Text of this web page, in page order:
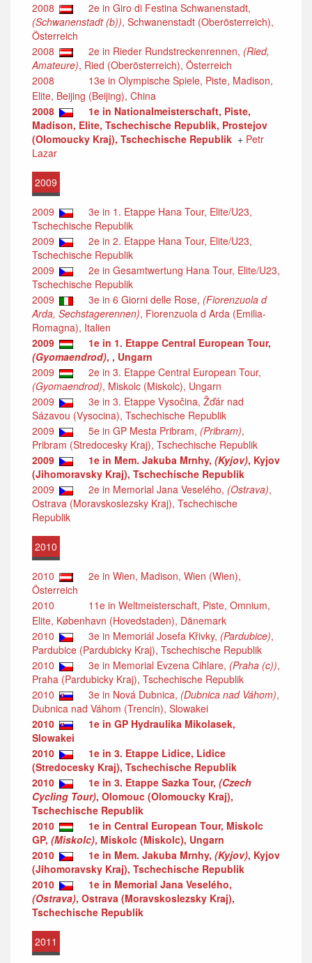
2008
2e in Giro di Festina Schwanenstadt,
(Schwanenstadt (b)), Schwanenstadt (Oberösterreich),
Österreich
2008
2e in Rieder Rundstreckenrennen, (Ried,
Amateure), Ried (Oberösterreich), Österreich
2008
13e in Olympische Spiele, Piste, Madison,
Elite, Beijing (Beijing), China
2008
1e in Nationalmeisterschaft, Piste,
Madison, Elite, Tschechische Republik, Prostejov
(Olomoucky Kraj), Tschechische Republik + Petr
Lazar
2009
2009
3e in 1. Etappe Hana Tour, Elite/U23,
Tschechische Republik
2009
2e in 2. Etappe Hana Tour, Elite/U23,
Tschechische Republik
2009
2e in Gesamtwertung Hana Tour, Elite/U23,
Tschechische Republik
2009
3e in 6 Giorni delle Rose, (Fiorenzuola d
Arda, Sechstagerennen), Fiorenzuola d Arda (Emilia-
Romagna), Italien
2009
1e in 1. Etappe Central European Tour,
(Gyomaendrod), , Ungarn
2009
2e in 3. Etappe Central European Tour,
(Gyomaendrod), Miskolc (Miskolc), Ungarn
2009
3e in 3. Etappe Vysočina, Žďár nad
Sázavou (Vysocina), Tschechische Republik
2009
5e in GP Mesta Pribram, (Pribram),
Pribram (Stredocesky Kraj), Tschechische Republik
2009
1e in Mem. Jakuba Mrnhy, (Kyjov), Kyjov
(Jihomoravsky Kraj), Tschechische Republik
2009
2e in Memorial Jana Veselého, (Ostrava),
Ostrava (Moravskoslezsky Kraj), Tschechische
Republik
2010
2010
2e in Wien, Madison, Wien (Wien),
Österreich
2010
11e in Weltmeisterschaft, Piste, Omnium,
Elite, København (Hovedstaden), Dänemark
2010
3e in Memoriál Josefa Křivky, (Pardubice),
Pardubice (Pardubicky Kraj), Tschechische Republik
2010
3e in Memorial Evzena Cihlare, (Praha (c)),
Praha (Pardubicky Kraj), Tschechische Republik
2010
3e in Nová Dubnica, (Dubnica nad Váhom),
Dubnica nad Váhom (Trencin), Slowakei
2010
1e in GP Hydraulika Mikolasek,
Slowakei
2010
1e in 3. Etappe Lidice, Lidice
(Stredocesky Kraj), Tschechische Republik
2010
1e in 3. Etappe Sazka Tour, (Czech
Cycling Tour), Olomouc (Olomoucky Kraj),
Tschechische Republik
2010
1e in Central European Tour, Miskolc
GP, (Miskolc), Miskolc (Miskolc), Ungarn
2010
1e in Mem. Jakuba Mrnhy, (Kyjov), Kyjov
(Jihomoravsky Kraj), Tschechische Republik
2010
1e in Memorial Jana Veselého,
(Ostrava), Ostrava (Moravskoslezsky Kraj),
Tschechische Republik
2011